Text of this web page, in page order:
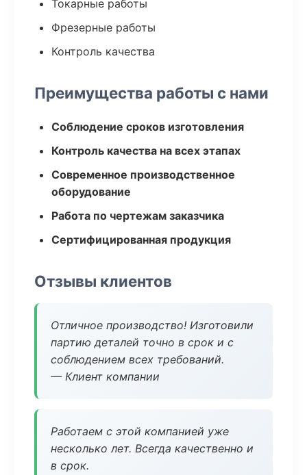
Токарные работы
Фрезерные работы
Контроль качества
Преимущества работы с нами
Соблюдение сроков изготовления
Контроль качества на всех этапах
Современное производственное
оборудование
Работа по чертежам заказчика
Сертифицированная продукция
Отзывы клиентов
Отличное производство! Изготовили
партию деталей точно в срок и с
соблюдением всех требований.
— Клиент компании
Работаем с этой компанией уже
несколько лет. Всегда качественно и
в срок.